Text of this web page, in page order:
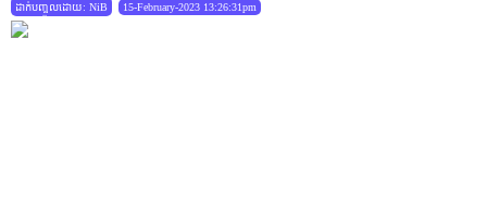
ដាក់បញ្ចូលដោយ: NiB 15-February-2023 13:26:31pm